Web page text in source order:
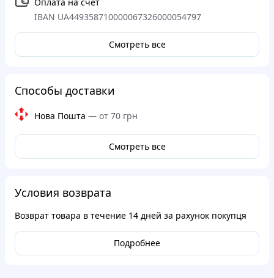
IBAN UA449358710000067326000054797
Смотреть все
Способы доставки
Нова Пошта — от 70 грн
Смотреть все
Условия возврата
Возврат товара в течение 14 дней за рахунок покупця
Подробнее